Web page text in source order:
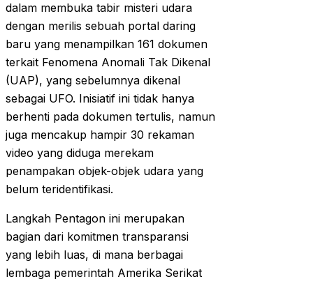
dalam membuka tabir misteri udara
dengan merilis sebuah portal daring
baru yang menampilkan 161 dokumen
terkait Fenomena Anomali Tak Dikenal
(UAP), yang sebelumnya dikenal
sebagai UFO. Inisiatif ini tidak hanya
berhenti pada dokumen tertulis, namun
juga mencakup hampir 30 rekaman
video yang diduga merekam
penampakan objek-objek udara yang
belum teridentifikasi.
Langkah Pentagon ini merupakan
bagian dari komitmen transparansi
yang lebih luas, di mana berbagai
lembaga pemerintah Amerika Serikat